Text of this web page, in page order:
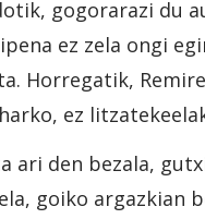
gogorarazi du
ez zela ongi
Horregatik,
ez
ari den bezala,
goiko argazkian